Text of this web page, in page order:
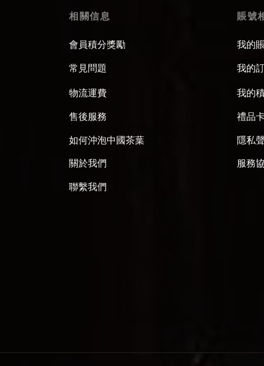
相關信息
會員積分獎勵
常見問題
物流運費
售後服務
如何沖泡中國茶葉
關於我們
聯繫我們
賬號
我的
我的
我的
禮品
隱私
服務